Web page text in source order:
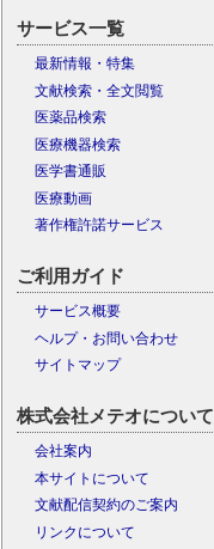
サービス一覧
最新情報・特集
文献検索・全文閲覧
医薬品検索
医療機器検索
医学書通販
医療動画
著作権許諾サービス
ご利用ガイド
サービス概要
ヘルプ・お問い合わせ
サイトマップ
株式会社メテオについて
会社案内
本サイトについて
文献配信契約のご案内
リンクについて